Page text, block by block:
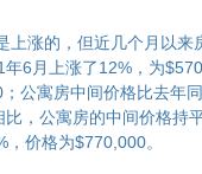
上涨的，但近几个月以来
6月上涨了12%，为
公寓房中间价格比去年
，公寓房的中间价格持
价格为$770,000。